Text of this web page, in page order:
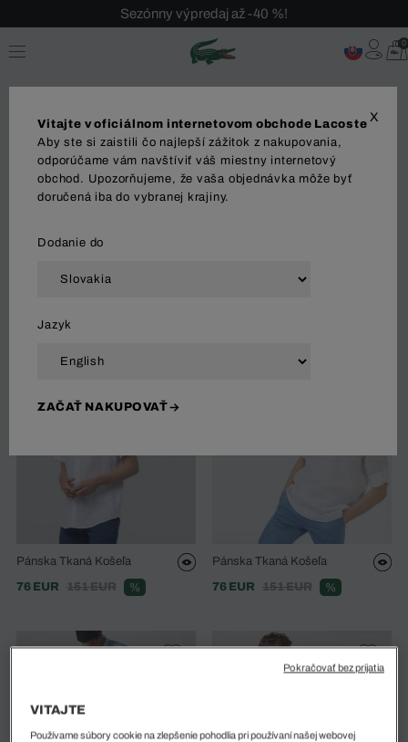
Sezónny výpredaj až -40 %!
Bezplatné vrátenie!
0
OBLEČENIE Polo tričká
Pánska Tkaná Košeľa
76 EUR
151 EUR %
Pánska Tkaná Košeľa
76 EUR
151 EUR %
X
Vitajte v oficiálnom internetovom obchode Lacoste
Aby ste si zaistili čo najlepší zážitok z nakupovania,
odporúčame vám navštíviť váš miestny internetový
obchod. Upozorňujeme, že vaša objednávka môže byť
doručená iba do vybranej krajiny.
Dodanie do
Jazyk
ZAČAŤ NAKUPOVAŤ
VITAJTE
Používame súbory cookie na zlepšenie pohodlia pri používaní našej webovej
Pokračovať bez prijatia